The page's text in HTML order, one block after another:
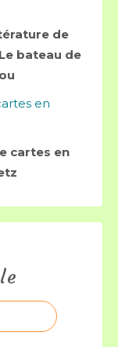
de
bateau de
cartes en